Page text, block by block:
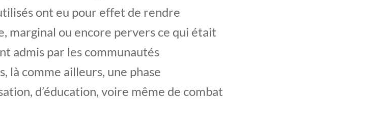
ont eu pour effet de rendre
marginal ou encore pervers ce qui était
admis par les communautés
là comme ailleurs, une phase
d’éducation, voire même de combat